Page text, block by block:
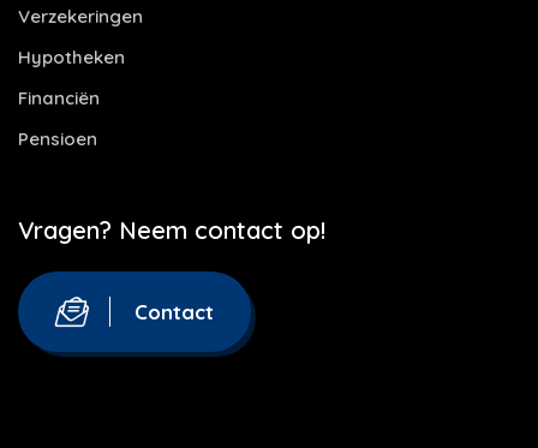
Verzekeringen
Hypotheken
Financiën
Pensioen
Vragen? Neem contact op!
Contact